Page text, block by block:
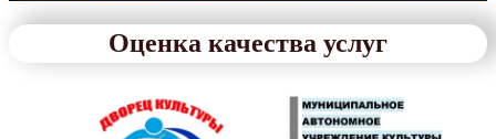
Оценка качества услуг